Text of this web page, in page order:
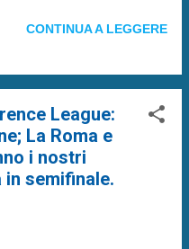
CONTINUA A LEGGERE
League:
La Roma e
i nostri
semifinale.